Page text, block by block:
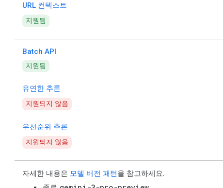
URL 컨텍스트
지원됨
Batch API
지원됨
유연한 추론
지원되지 않음
우선순위 추론
지원되지 않음
자세한 내용은 모델 버전 패턴을 참고하세요.